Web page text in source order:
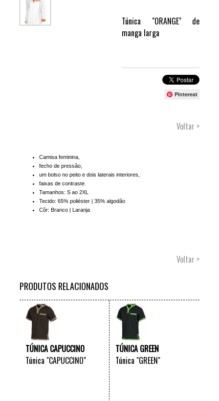
Túnica "ORANGE" de
manga larga
Pinterest
Voltar >
Camisa feminina,
fecho de pressão,
um bolso no peito e dois laterais interiores,
faixas de contraste.
Tamanhos: S ao 2XL
Tecido: 65% poliéster | 35% algodão
Côr: Branco | Laranja
Voltar >
PRODUTOS RELACIONADOS
TÚNICA CAPUCCINO
Túnica "CAPUCCINO"
TÚNICA GREEN
Túnica "GREEN"